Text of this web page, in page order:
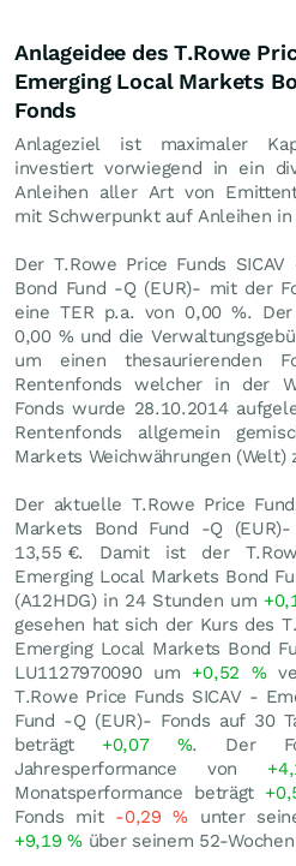
Anlageidee des T.Rowe
Emerging Local Markets
Fonds
Anlageziel ist maximaler
investiert vorwiegend in ein
Anleihen aller Art von
mit Schwerpunkt auf Anleihen
Der T.Rowe Price Funds
Bond Fund -Q (EUR)- mit der
eine TER p.a. von 0,00 %. Der
0,00 % und die
um einen thesaurierenden
Rentenfonds welcher in der
Fonds wurde 28.10.2014
Rentenfonds allgemein
Markets Weichwährungen (Welt)
Der aktuelle T.Rowe Price
Markets Bond Fund -Q
13,55 €. Damit ist der
Emerging Local Markets Bond
(A12HDG) in 24 Stunden um
gesehen hat sich der Kurs des
Emerging Local Markets Bond
LU1127970090 um +0,52 %
T.Rowe Price Funds SICAV -
Fund -Q (EUR)- Fonds auf 30
beträgt +0,07 %. Der
Jahresperformance von
Monatsperformance beträgt
Fonds mit -0,29% unter
+9,19%über seinem 52-